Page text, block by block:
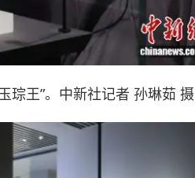
琮王”。中新社记者 孙琳茹 摄